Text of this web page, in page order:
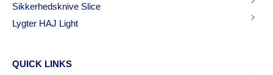
Sikkerhedsknive Slice
Lygter HAJ Light
QUICK LINKS